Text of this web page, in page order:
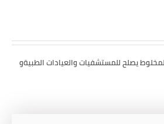
يصلح للمستشفيات والعيادات الطبيةو